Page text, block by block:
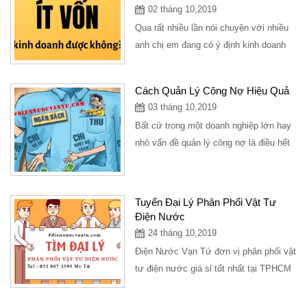
02 tháng 10,2019
Qua rất nhiều lần nói chuyện với nhiều
anh chị em đang có ý định kinh doanh
Cách Quản Lý Công Nợ Hiệu Quả
03 tháng 10,2019
Bất cứ trong một doanh nghiệp lớn hay
nhỏ vấn đề quản lý công nợ là điều hết
Tuyển Đại Lý Phân Phối Vật Tư
Điện Nước
24 tháng 10,2019
Điện Nước Vạn Tứ đơn vị phân phối vật
tư điện nước giá sỉ tốt nhất tại TPHCM